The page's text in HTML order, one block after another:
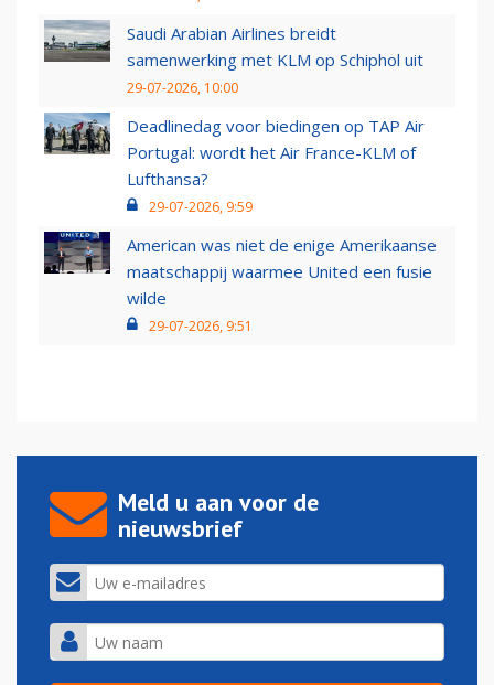
Saudi Arabian Airlines breidt
samenwerking met KLM op Schiphol uit
29-07-2026, 10:00
Deadlinedag voor biedingen op TAP Air
Portugal: wordt het Air France-KLM of
Lufthansa?
29-07-2026, 9:59
American was niet de enige Amerikaanse
maatschappij waarmee United een fusie
wilde
29-07-2026, 9:51
Meld u aan voor de
nieuwsbrief